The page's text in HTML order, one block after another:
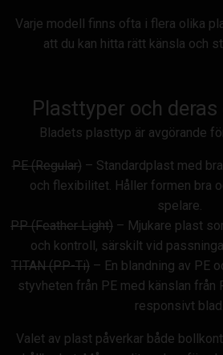
Varje modell finns ofta i flera olika
att du kan hitta rätt känsla och
Plasttyper och
Bladets plasttyp är avgörande
PE (Regular) – Standardplast med
och flexibilitet. Håller formen bra
spelare.
PP (Feather Light) – Mjukare plast
och kontroll, särskilt vid
TITAN (PP-Ti) – En blandning av PE
styvheten från PE med känslan från
responsivt blad.
Valet av plast påverkar både